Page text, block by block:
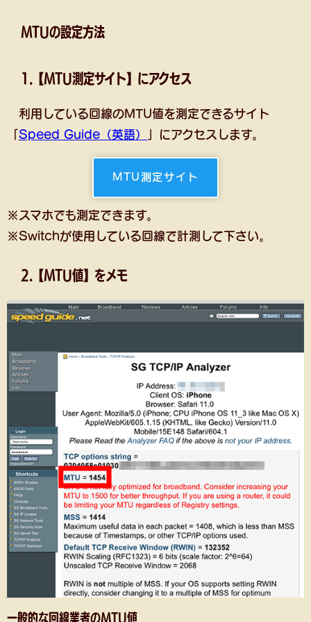
MTUの設定方法
1.【MTU測定サイト】にアクセス
利用している回線のMTU値を測定できるサイト
Speed Guide（英語） 」にアクセスします。
MTU測定サイト
※スマホでも測定できます。
※Switchが使用している回線で計測して下さい。
2.【MTU値】をメモ
一般的な回線業者のMTU値